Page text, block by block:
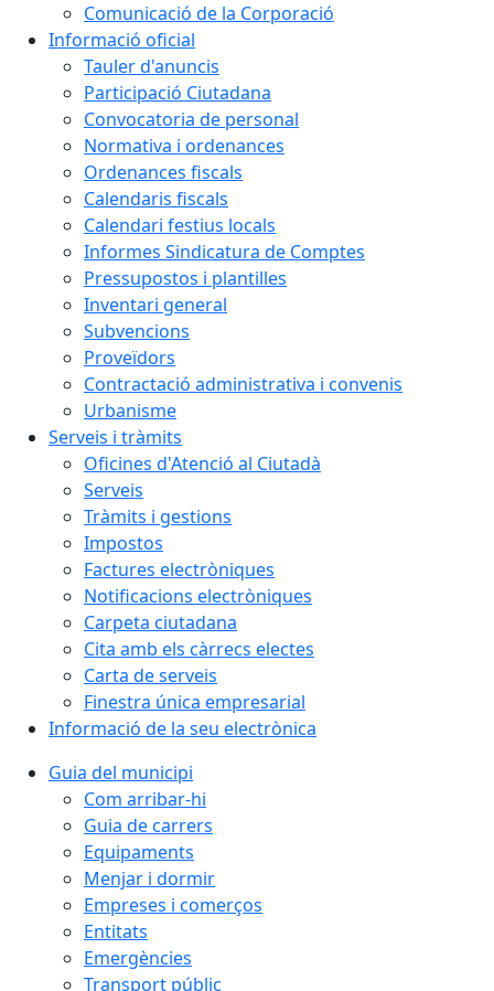
Comunicació de la Corporació
Informació oficial
Tauler d'anuncis
Participació Ciutadana
Convocatoria de personal
Normativa i ordenances
Ordenances fiscals
Calendaris fiscals
Calendari festius locals
Informes Sindicatura de Comptes
Pressupostos i plantilles
Inventari general
Subvencions
Proveïdors
Contractació administrativa i convenis
Urbanisme
Serveis i tràmits
Oficines d'Atenció al Ciutadà
Serveis
Tràmits i gestions
Impostos
Factures electròniques
Notificacions electròniques
Carpeta ciutadana
Cita amb els càrrecs electes
Carta de serveis
Finestra única empresarial
Informació de la seu electrònica
Guia del municipi
Com arribar-hi
Guia de carrers
Equipaments
Menjar i dormir
Empreses i comerços
Entitats
Emergències
Transport públic